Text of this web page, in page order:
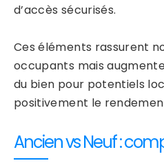
d’accès sécurisés.
Ces éléments rassurent
occupants mais
du bien pour potentiels
positivement le
Ancien vs Neuf :